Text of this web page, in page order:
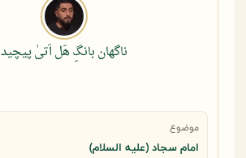
ناگهان بانگِ هَل اَتیٰ پیچید
موضوع
امام سجاد (علیه السلام)